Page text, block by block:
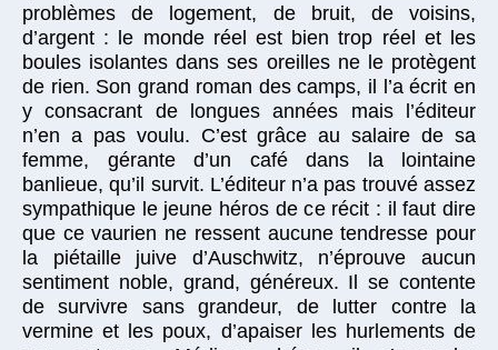
problèmes de logement, de bruit, de voisins,
d’argent : le monde réel est bien trop réel et les
boules isolantes dans ses oreilles ne le protègent
de rien. Son grand roman des camps, il l’a écrit en
y consacrant de longues années mais l’éditeur
n’en a pas voulu. C’est grâce au salaire de sa
femme, gérante d’un café dans la lointaine
banlieue, qu’il survit. L’éditeur n’a pas trouvé assez
sympathique le jeune héros de ce récit : il faut dire
que ce vaurien ne ressent aucune tendresse pour
la piétaille juive d’Auschwitz, n’éprouve aucun
sentiment noble, grand, généreux. Il se contente
de survivre sans grandeur, de lutter contre la
vermine et les poux, d’apaiser les hurlements de